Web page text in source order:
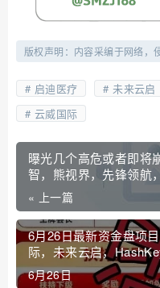
版权声明：内容采编于网络，
启迪医疗 未来云启
云威国际
曝光几个高危或者即将
智，熊视界，先锋领航
« 上一篇
6月26日最新资金盘项
际，未来云启，
菲克斯随时可能卷钱跑
6月26日